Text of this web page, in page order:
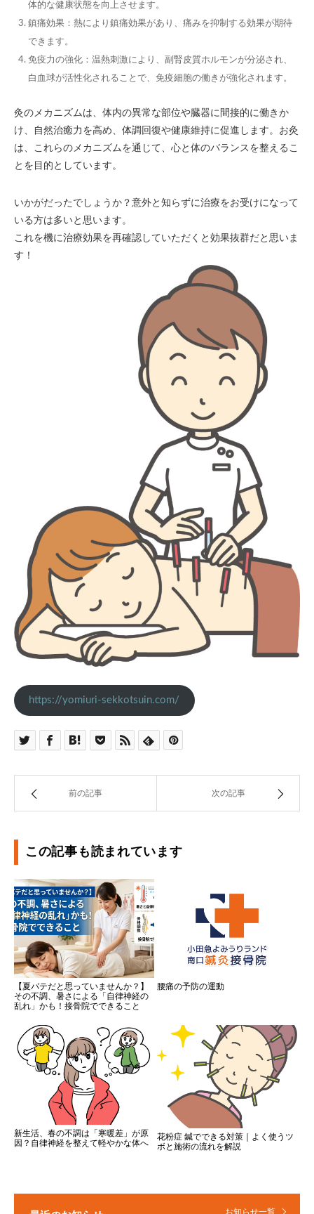
体的な健康状態を向上させます。
鎮痛効果：熱により鎮痛効果があり、痛みを抑制する効果が期待
できます。
免疫力の強化：温熱刺激により、副腎皮質ホルモンが分泌され、
白血球が活性化されることで、免疫細胞の働きが強化されます。
灸のメカニズムは、体内の異常な部位や臓器に間接的に働きか
け、自然治癒力を高め、体調回復や健康維持に促進します。お灸
は、これらのメカニズムを通じて、心と体のバランスを整えるこ
とを目的としています。
いかがだったでしょうか？意外と知らずに治療をお受けになって
いる方は多いと思います。
これを機に治療効果を再確認していただくと効果抜群だと思いま
す！
https://yomiuri-sekkotsuin.com/
前の記事 次の記事
この記事も読まれています
【夏バテだと思っていませんか？】
その不調、暑さによる「自律神経の
乱れ」かも！接骨院でできること
腰痛の予防の運動
新生活、春の不調は「寒暖差」が原
因？自律神経を整えて軽やかな体へ
花粉症 鍼でできる対策｜よく使うツ
ボと施術の流れを解説
お知らせ一覧